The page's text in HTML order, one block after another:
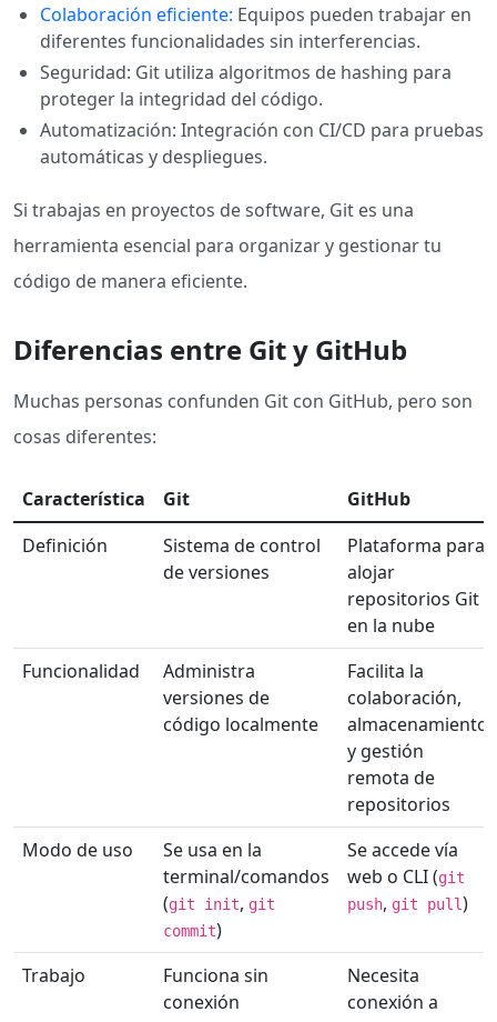
Colaboración eficiente: Equipos pueden trabajar en
diferentes funcionalidades sin interferencias.
Seguridad: Git utiliza algoritmos de hashing para
proteger la integridad del código.
Automatización: Integración con CI/CD para pruebas
automáticas y despliegues.
Si trabajas en proyectos de software, Git es una
herramienta esencial para organizar y gestionar tu
código de manera eficiente.
Diferencias entre Git y GitHub
Muchas personas confunden Git con GitHub, pero son
cosas diferentes:
Característica Git
GitHub
Definición
Sistema de control
de versiones
Plataforma para
alojar
repositorios Git
en la nube
Funcionalidad
Administra
versiones de
código localmente
Facilita la
colaboración,
almacenamiento
y gestión
remota de
repositorios
Modo de uso
Se usa en la
terminal/comandos
(git init, git
commit)
Se accede vía
web o CLI (git
push, git pull)
Trabajo
Funciona sin
conexión
Necesita
conexión a